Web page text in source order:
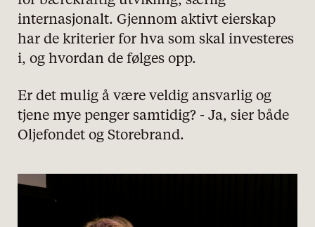
internasjonalt. Gjennom aktivt eierskap
har de kriterier for hva som skal investeres
i, og hvordan de følges opp.
Er det mulig å være veldig ansvarlig og
tjene mye penger samtidig? - Ja, sier både
Oljefondet og Storebrand.